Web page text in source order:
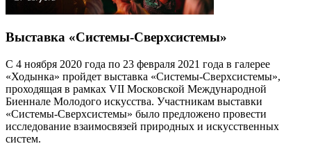
Выставка «Системы-Сверхсистемы»
С 4 ноября 2020 года по 23 февраля 2021 года в галерее
«Ходынка» пройдет выставка «Системы-Сверхсистемы»,
проходящая в рамках VII Московской Международной
Биеннале Молодого искусства. Участникам выставки
«Системы-Сверхсистемы» было предложено провести
исследование взаимосвязей природных и искусственных
систем.